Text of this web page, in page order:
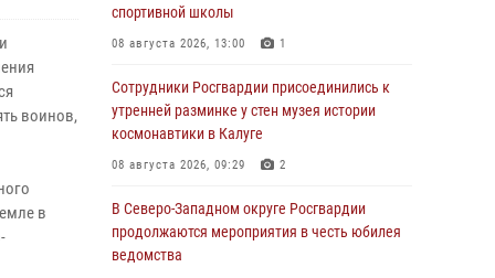
воинов,
в
спортивной школы
08 августа 2026, 13:00 1
Сотрудники Росгвардии присоединились к
утренней разминке у стен музея истории
космонавтики в Калуге
08 августа 2026, 09:29 2
В Северо-Западном округе Росгвардии
продолжаются мероприятия в честь юбилея
ведомства